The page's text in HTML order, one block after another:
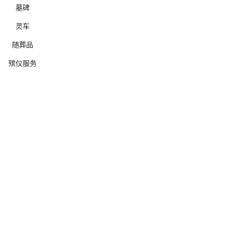
墓碑
灵车
随葬品
殡仪服务